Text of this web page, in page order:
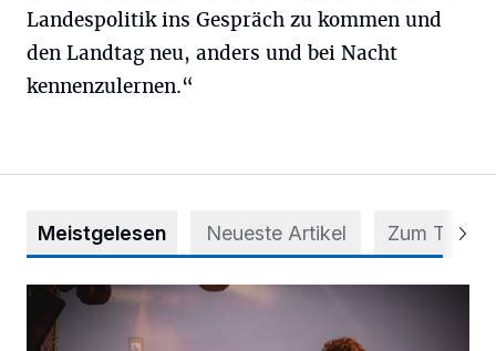
Landespolitik ins Gespräch zu kommen und
den Landtag neu, anders und bei Nacht
kennenzulernen.“
Meistgelesen Neueste Artikel Zum Thema
Mehr als nur ein Festival